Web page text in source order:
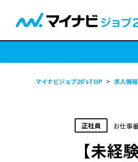
マイナビジョブ20’sTOP > 求人情報
正社員 お仕事
【未経